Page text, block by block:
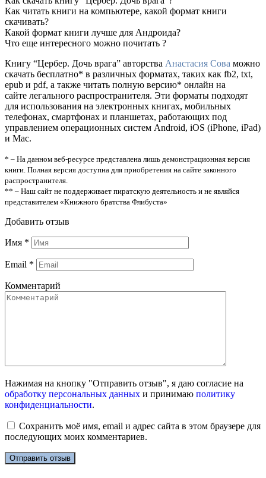
Как читать книги на компьютере, какой формат книги
скачивать?
Какой формат книги лучше для Андроида?
Что еще интересного можно почитать ?
Книгу “Цербер. Дочь врага” авторства Анастасия Сова можно
скачать бесплатно* в различных форматах, таких как fb2, txt,
epub и pdf, а также читать полную версию* онлайн на
сайте легального распространителя. Эти форматы подходят
для использования на электронных книгах, мобильных
телефонах, смартфонах и планшетах, работающих под
управлением операционных систем Android, iOS (iPhone, iPad)
и Mac.
* – На данном веб-ресурсе представлена лишь демонстрационная версия
книги. Полная версия доступна для приобретения на сайте законного
распространителя.
** – Наш сайт не поддерживает пиратскую деятельность и не являйся
представителем «Книжного братства Флибуста»
Добавить отзыв
Имя *
Email *
Комментарий
Нажимая на кнопку "Отправить отзыв", я даю согласие на
обработку персональных данных и принимаю политику
конфиденциальности.
Сохранить моё имя, email и адрес сайта в этом браузере для
последующих моих комментариев.